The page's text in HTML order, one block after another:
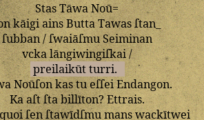
Stas Tāwa Noū=
kāigiainsButtaTawasſtan_
ſubban/ſwaiāſmuSeiminan
vckalāngiwingiſkai/
preilaikūt turri.
NoūſonkastueſſeiEndangon.
Kaaſtſtabillīton?Ettrais.
quoiſenſtawīdſmumanswackītwei